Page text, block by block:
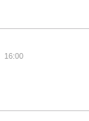
16:00